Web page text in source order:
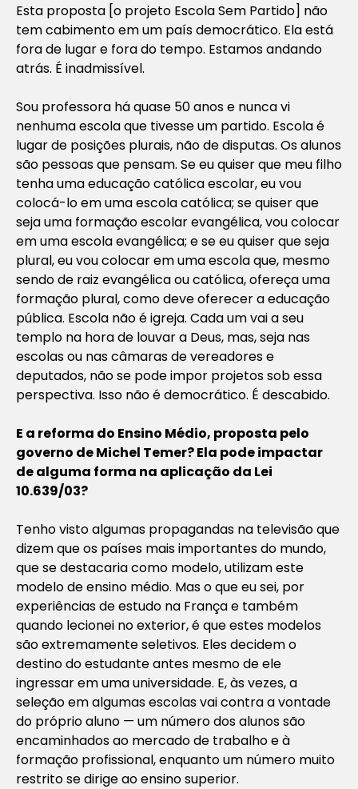
Esta proposta [o projeto Escola Sem Partido] não
tem cabimento em um país democrático. Ela está
fora de lugar e fora do tempo. Estamos andando
atrás. É inadmissível.
Sou professora há quase 50 anos e nunca vi
nenhuma escola que tivesse um partido. Escola é
lugar de posições plurais, não de disputas. Os alunos
são pessoas que pensam. Se eu quiser que meu filho
tenha uma educação católica escolar, eu vou
colocá-lo em uma escola católica; se quiser que
seja uma formação escolar evangélica, vou colocar
em uma escola evangélica; e se eu quiser que seja
plural, eu vou colocar em uma escola que, mesmo
sendo de raiz evangélica ou católica, ofereça uma
formação plural, como deve oferecer a educação
pública. Escola não é igreja. Cada um vai a seu
templo na hora de louvar a Deus, mas, seja nas
escolas ou nas câmaras de vereadores e
deputados, não se pode impor projetos sob essa
perspectiva. Isso não é democrático. É descabido.
E a reforma do Ensino Médio, proposta pelo
governo de Michel Temer? Ela pode impactar
de alguma forma na aplicação da Lei
10.639/03?
Tenho visto algumas propagandas na televisão que
dizem que os países mais importantes do mundo,
que se destacaria como modelo, utilizam este
modelo de ensino médio. Mas o que eu sei, por
experiências de estudo na França e também
quando lecionei no exterior, é que estes modelos
são extremamente seletivos. Eles decidem o
destino do estudante antes mesmo de ele
ingressar em uma universidade. E, às vezes, a
seleção em algumas escolas vai contra a vontade
do próprio aluno — um número dos alunos são
encaminhados ao mercado de trabalho e à
formação profissional, enquanto um número muito
restrito se dirige ao ensino superior.